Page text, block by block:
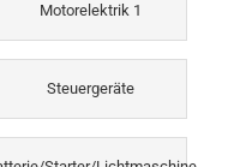
Motorelektrik 1
Steuergeräte